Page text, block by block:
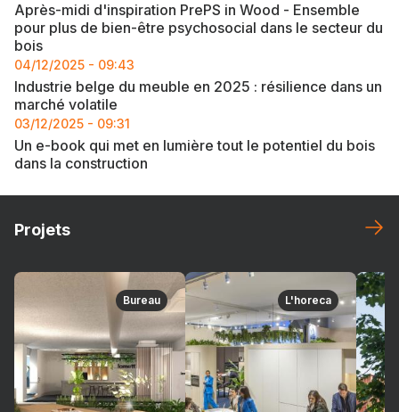
Après-midi d'inspiration PrePS in Wood - Ensemble
pour plus de bien-être psychosocial dans le secteur du
bois
04/12/2025 - 09:43
Industrie belge du meuble en 2025 : résilience dans un
marché volatile
03/12/2025 - 09:31
Un e-book qui met en lumière tout le potentiel du bois
dans la construction
Projets
Bureau L'horeca